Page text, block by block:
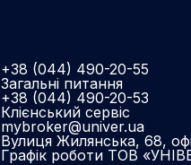
+38 (044) 490-20-55
Загальні питання
+38 (044) 490-20-53
Клієнський сервіс
mybroker@univer.ua
Вулиця Жилянська, 68,
Графік роботи ТОВ